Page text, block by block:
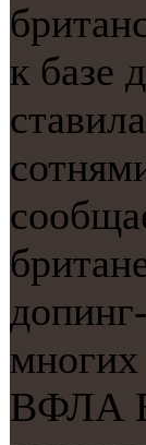
к базе
многих
ВФЛА